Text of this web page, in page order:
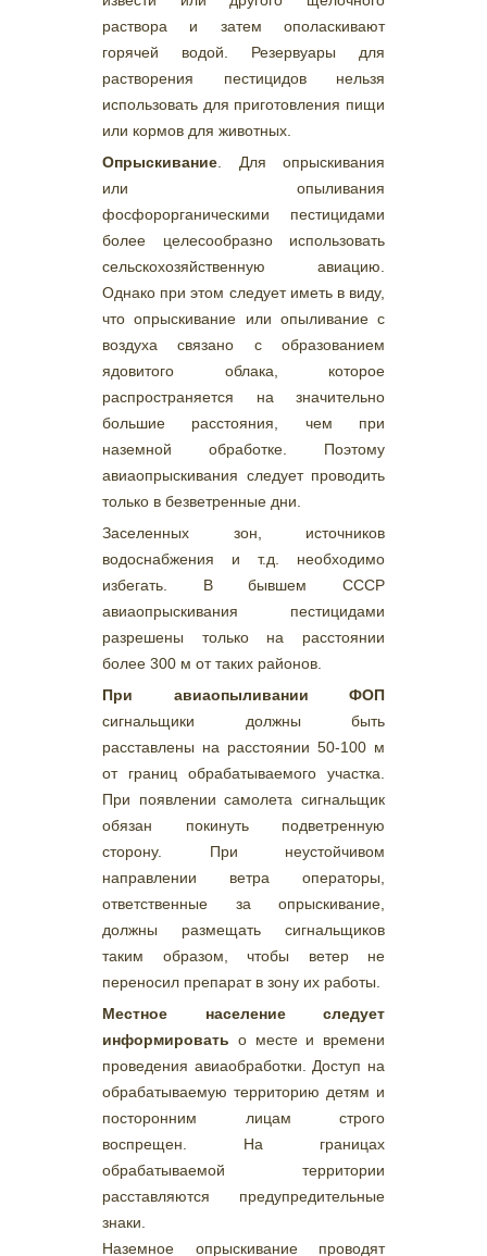
раствора и затем ополаскивают
горячей водой. Резервуары для
растворения пестицидов нельзя
использовать для приготовления пищи
или кормов для животных.
Опрыскивание . Для опрыскивания
или опыливания
фосфорорганическими пестицидами
более целесообразно использовать
сельскохозяйственную авиацию.
Однако при этом следует иметь в виду,
что опрыскивание или опыливание с
воздуха связано с образованием
ядовитого облака, которое
распространяется на значительно
большие расстояния, чем при
наземной обработке. Поэтому
авиаопрыскивания следует проводить
только в безветренные дни.
Заселенных зон, источников
водоснабжения и т.д. необходимо
избегать. В бывшем СССР
авиаопрыскивания пестицидами
разрешены только на расстоянии
более 300 м от таких районов.
При авиаопыливании ФОП
сигнальщики должны быть
расставлены на расстоянии 50-100 м
от границ обрабатываемого участка.
При появлении самолета сигнальщик
обязан покинуть подветренную
сторону. При неустойчивом
направлении ветра операторы,
ответственные за опрыскивание,
должны размещать сигнальщиков
таким образом, чтобы ветер не
переносил препарат в зону их работы.
Местное население следует
информировать о месте и времени
проведения авиаобработки. Доступ на
обрабатываемую территорию детям и
посторонним лицам строго
воспрещен. На границах
обрабатываемой территории
расставляются предупредительные
знаки.
Наземное опрыскивание проводят